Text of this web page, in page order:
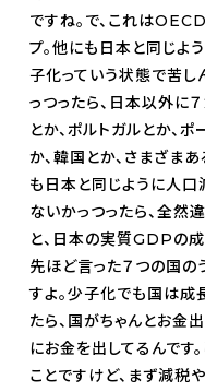
ですね。で、これは
プ。他にも日本と同じよ
子化っていう状態で苦し
っつったら、日本以外に
とか、ポルトガルとか、
か、韓国とか、さまざま
も日本と同じように人
ないかっつったら、全然
と、日本の実質GDPの
先ほど言った７つの国の
すよ。少子化でも国は成
たら、国がちゃんとお金
にお金を出してるんです
ことですけど、まず減税